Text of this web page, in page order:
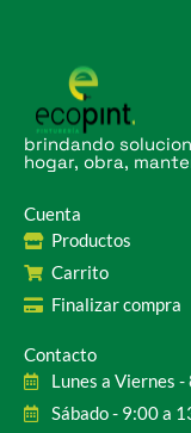
brindando
hogar, obra,
Cuenta
Productos
Carrito
Finalizar compra
Contacto
Lunes a Viernes
Sábado - 9:00 a